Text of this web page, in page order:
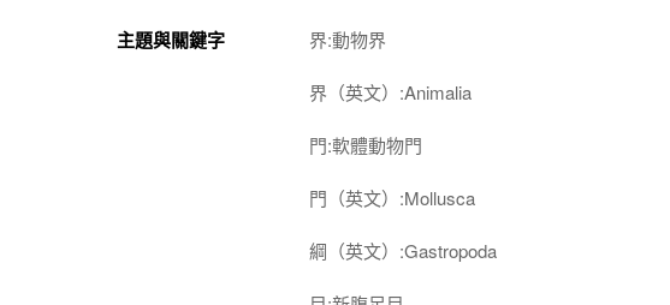
主題與關鍵字 界:動物界
界（英文）:Animalia
門:軟體動物門
門（英文）:Mollusca
綱（英文）:Gastropoda